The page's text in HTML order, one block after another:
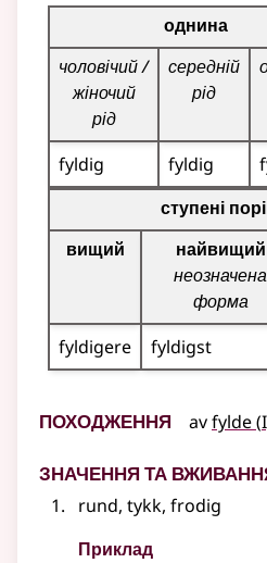
Таблиця відмінювання
однина
чоловічий /
жіночий
рід
середній
рід
fyldig fyldig
Таблиця відмінювання
ступені
вищий
найвищий
неозначена
форма
fyldigere
fyldigst
Походження avfylde(
Значення та
rund, tykk, frodig
Приклад